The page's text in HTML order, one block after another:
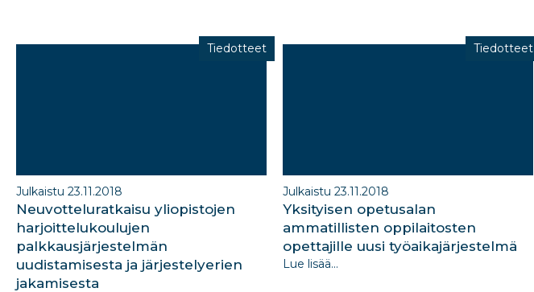
Tiedotteet
Julkaistu 23.11.2018
Neuvotteluratkaisu yliopistojen
harjoittelukoulujen
palkkausjärjestelmän
uudistamisesta ja järjestelyerien
jakamisesta
Tiedotteet
Julkaistu 23.11.2018
Yksityisen opetusalan
ammatillisten oppilaitosten
opettajille uusi työaikajärjestelmä
Lue lisää...